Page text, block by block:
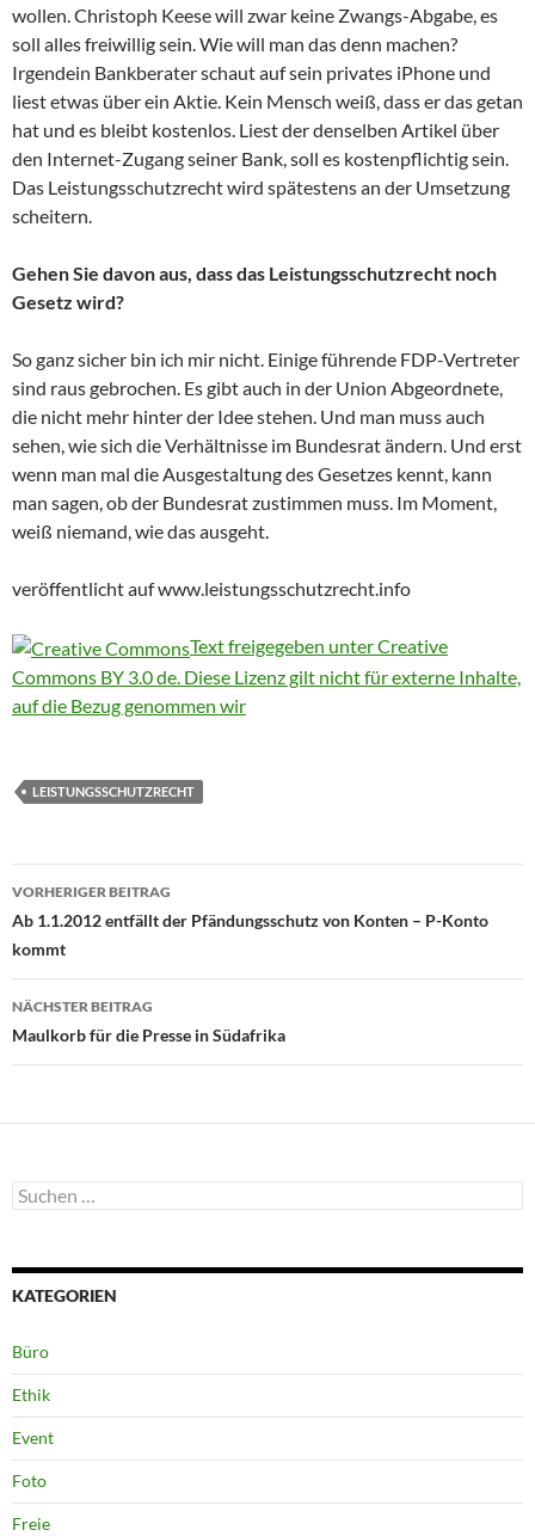
wollen. Christoph Keese will zwar keine Zwangs-Abgabe, es
soll alles freiwillig sein. Wie will man das denn machen?
Irgendein Bankberater schaut auf sein privates iPhone und
liest etwas über ein Aktie. Kein Mensch weiß, dass er das getan
hat und es bleibt kostenlos. Liest der denselben Artikel über
den Internet-Zugang seiner Bank, soll es kostenpflichtig sein.
Das Leistungsschutzrecht wird spätestens an der Umsetzung
scheitern.
Gehen Sie davon aus, dass das Leistungsschutzrecht noch
Gesetz wird?
So ganz sicher bin ich mir nicht. Einige führende FDP-Vertreter
sind raus gebrochen. Es gibt auch in der Union Abgeordnete,
die nicht mehr hinter der Idee stehen. Und man muss auch
sehen, wie sich die Verhältnisse im Bundesrat ändern. Und erst
wenn man mal die Ausgestaltung des Gesetzes kennt, kann
man sagen, ob der Bundesrat zustimmen muss. Im Moment,
weiß niemand, wie das ausgeht.
veröffentlicht auf www.leistungsschutzrecht.info
Text freigegeben unter Creative
Commons BY 3.0 de. Diese Lizenz gilt nicht für externe Inhalte,
auf die Bezug genommen wir
LEISTUNGSSCHUTZRECHT
Beitragsnavigation
VORHERIGER BEITRAG
Ab 1.1.2012 entfällt der Pfändungsschutz von Konten – P-Konto
kommt
NÄCHSTER BEITRAG
Maulkorb für die Presse in Südafrika
Suchen
nach:
KATEGORIEN
Büro
Ethik
Event
Foto
Freie